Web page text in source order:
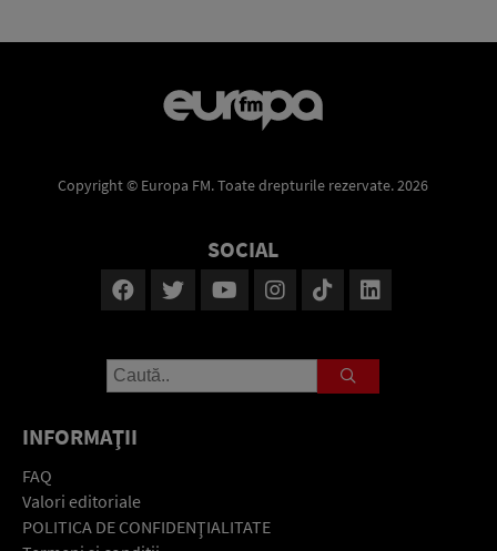
Copyright © Europa FM. Toate drepturile rezervate. 2026
SOCIAL
INFORMAŢII
FAQ
Valori editoriale
POLITICA DE CONFIDENŢIALITATE